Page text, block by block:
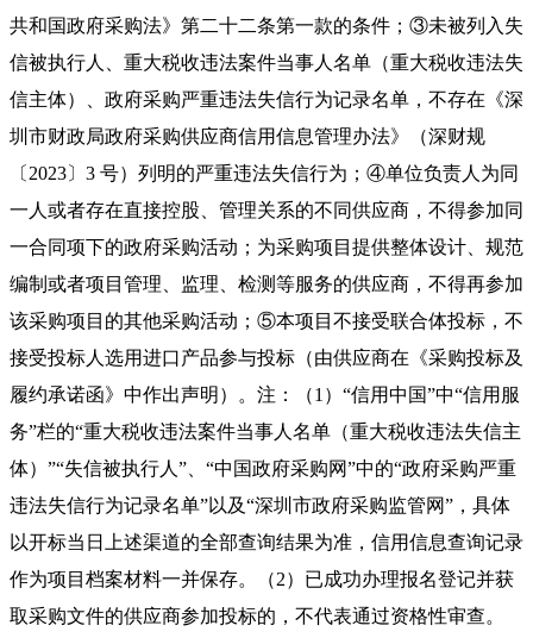
共和国政府采购法》第二十二条第一款的条件；③未被列入失
信被执行人、重大税收违法案件当事人名单（重大税收违法失
信主体）、政府采购严重违法失信行为记录名单，不存在《深
圳市财政局政府采购供应商信用信息管理办法》（深财规
〔 2023〕3 号）列明的严重违法失信行为 ； ④单位负责人为同
一人或者存在直接控股、管理关系的不同供应商，不得参加同
一合同项下的政府采购活动；为采购项目提供整体设计、规范
编制或者项目管理、监理、检测等服务的供应商，不得再参加
该采购项目的其他采购活动；⑤本项目不接受联合体投标，不
接受投标人选用进口产品参与投标（由供应商在《采购投标及
履约承诺函》中作出声明）。注：（1）“信用中国”中“信用服
务”栏的“重大税收违法案件当事人名单（重大税收违法失信主
体）”“失信被执行人”、“中国政府采购网”中的“政府采购严重
违法失信行为记录名单”以及“深圳市政府采购监管网”，具体
以开标当日上述渠道的全部查询结果为准，信用信息查询记录
作为项目档案材料一并保存。（2）已成功办理报名登记并获
取采购文件的供应商参加投标的，不代表通过资格性审查。